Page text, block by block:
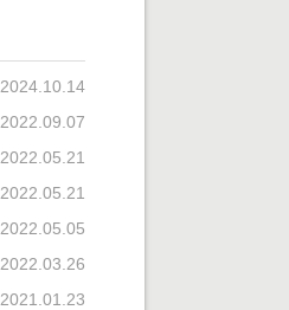
2024.10.14
2022.09.07
2022.05.21
2022.05.21
2022.05.05
2022.03.26
2021.01.23